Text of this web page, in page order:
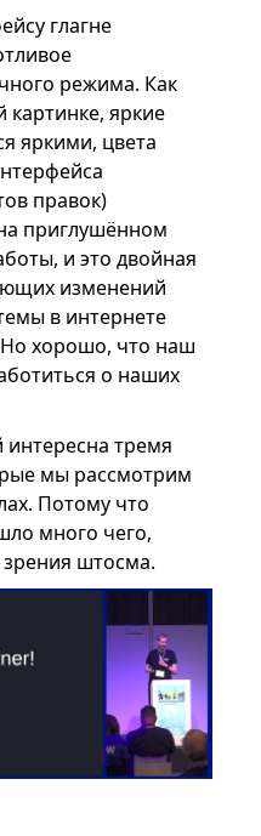
глагне
режима. Как
картинке, яркие
яркими, цвета
правок)
приглушённом
и это двойная
изменений
в интернете
Но хорошо, что наш
о наших
тремя
мы рассмотрим
Потому что
много чего,
зрения штосма.